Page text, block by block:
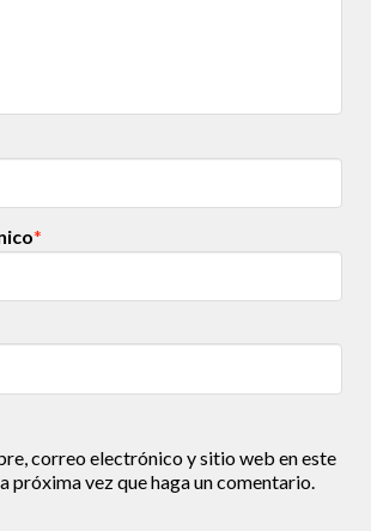
*
correo electrónico y sitio web en este
próxima vez que haga un comentario.